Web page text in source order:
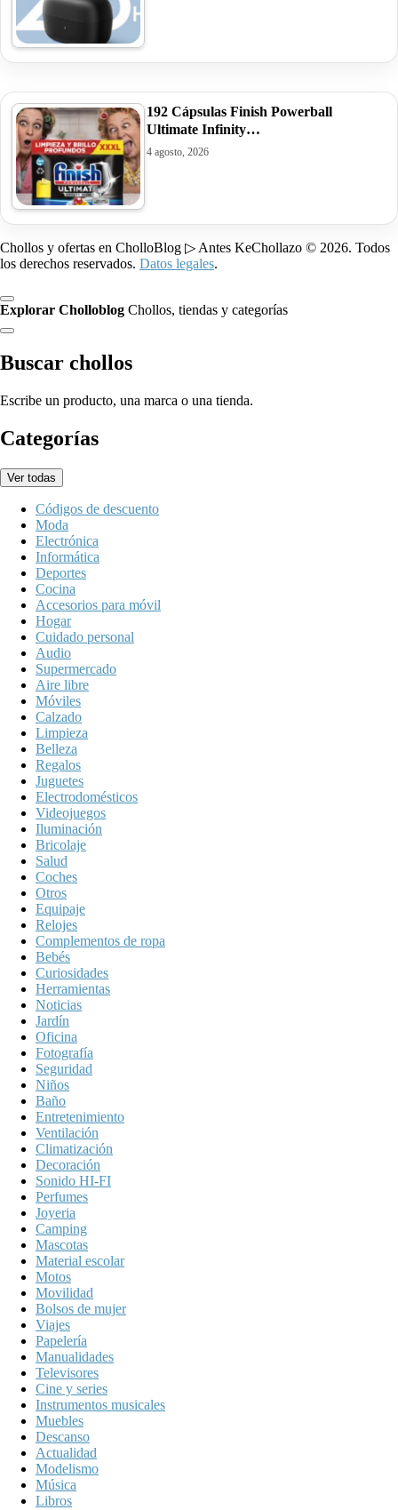
192 Cápsulas Finish Powerball
Ultimate Infinity…
4 agosto, 2026
Chollos y ofertas en CholloBlog ▷ Antes KeChollazo © 2026. Todos
los derechos reservados. Datos legales.
Explorar Cholloblog Chollos, tiendas y categorías
Buscar chollos
Escribe un producto, una marca o una tienda.
Categorías
Ver todas
Códigos de descuento
Moda
Electrónica
Informática
Deportes
Cocina
Accesorios para móvil
Hogar
Cuidado personal
Audio
Supermercado
Aire libre
Móviles
Calzado
Limpieza
Belleza
Regalos
Juguetes
Electrodomésticos
Videojuegos
Iluminación
Bricolaje
Salud
Coches
Otros
Equipaje
Relojes
Complementos de ropa
Bebés
Curiosidades
Herramientas
Noticias
Jardín
Oficina
Fotografía
Seguridad
Niños
Baño
Entretenimiento
Ventilación
Climatización
Decoración
Sonido HI-FI
Perfumes
Joyeria
Camping
Mascotas
Material escolar
Motos
Movilidad
Bolsos de mujer
Viajes
Papelería
Manualidades
Televisores
Cine y series
Instrumentos musicales
Muebles
Descanso
Actualidad
Modelismo
Música
Libros